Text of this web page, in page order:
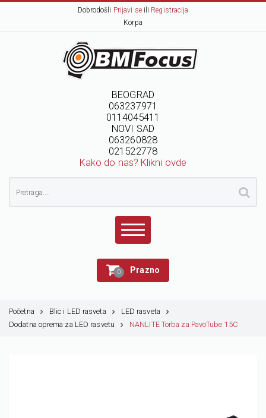
Dobrodošli Prijavi seili Registracija
Korpa
BEOGRAD
063237971
0114045411
NOVI SAD
063260828
021522778
Kako do nas? Klikni ovde
0 Prazno
Početna Blic i LED rasveta
LED rasveta
Dodatna oprema za LED rasvetu
NANLITE Torba za PavoTube 15C